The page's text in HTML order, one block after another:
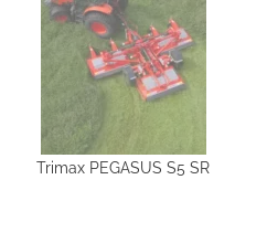
Trimax PEGASUS S5 SR